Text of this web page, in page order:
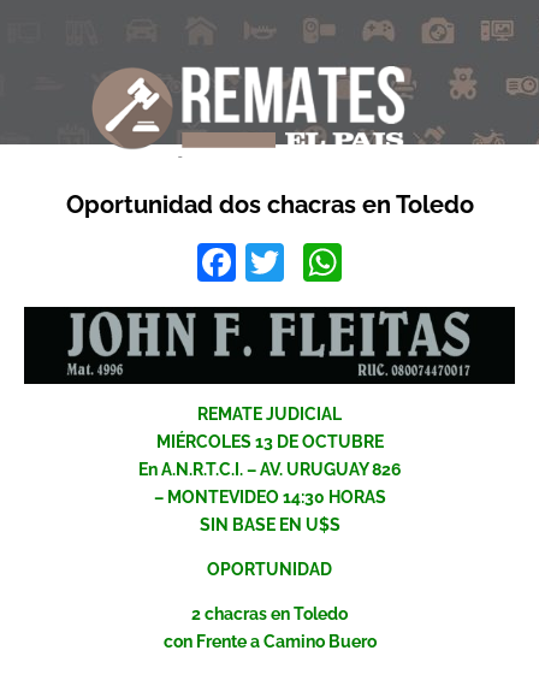
Oportunidad dos chacras en Toledo
Facebook
Twitter
REMATE JUDICIAL
MIÉRCOLES 13 DE OCTUBRE
En A.N.R.T.C.I. – AV. URUGUAY 826
– MONTEVIDEO 14:30 HORAS
SIN BASE EN U$S
OPORTUNIDAD
2 chacras en Toledo
con Frente a Camino Buero